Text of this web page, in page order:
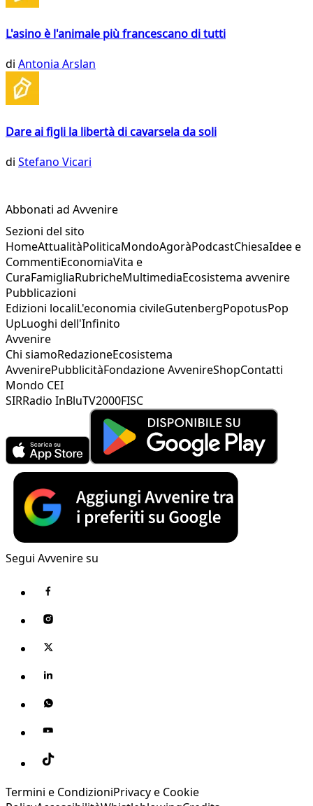
L'asino è l'animale più francescano di tutti
di Antonia Arslan
Dare ai figli la libertà di cavarsela da soli
di Stefano Vicari
Abbonati ad Avvenire
Sezioni del sito
HomeAttualitàPoliticaMondoAgoràPodcastChiesaIdee e
CommentiEconomiaVita e
CuraFamigliaRubricheMultimediaEcosistema avvenire
Pubblicazioni
Edizioni localiL'economia civileGutenbergPopotusPop
UpLuoghi dell'Infinito
Avvenire
Chi siamoRedazioneEcosistema
AvvenirePubblicitàFondazione AvvenireShopContatti
Mondo CEI
SIRRadio InBluTV2000FISC
Segui Avvenire su
Termini e CondizioniPrivacy e Cookie